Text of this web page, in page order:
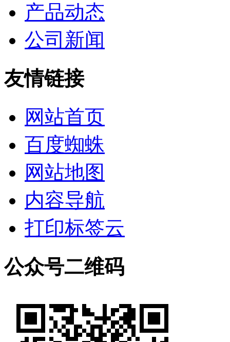
产品动态
公司新闻
友情链接
网站首页
百度蜘蛛
网站地图
内容导航
打印标签云
公众号二维码